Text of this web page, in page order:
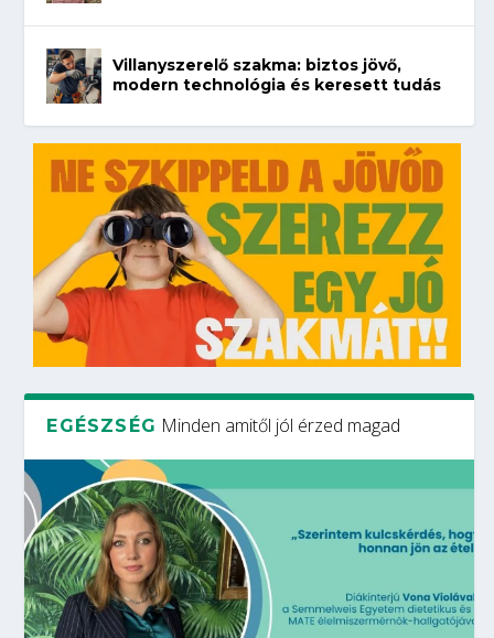
Villanyszerelő szakma: biztos jövő,
modern technológia és keresett tudás
EGÉSZSÉG Minden amitől jól érzed magad